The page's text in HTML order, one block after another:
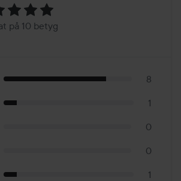
på 10 betyg
8
1
0
0
1